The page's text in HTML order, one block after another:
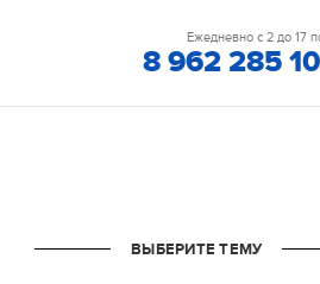
Ежедневно с 2 до 17
8 962 285
ВЫБЕРИТЕ ТЕМУ